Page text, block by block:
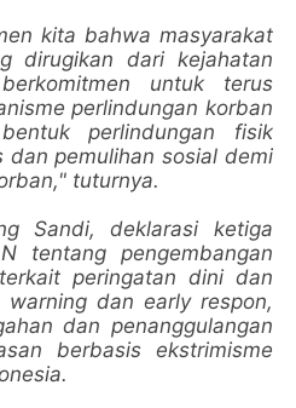
kita bahwa masyarakat
dirugikan dari kejahatan
untuk terus
perlindungan korban
perlindungan fisik
dan pemulihan sosial demi
tuturnya.
Sandi, deklarasi ketiga
tentang pengembangan
peringatan dini dan
dan early respon,
dan penanggulangan
berbasis ekstrimisme